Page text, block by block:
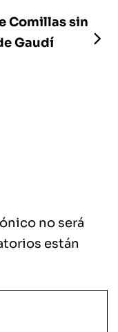
Comillas sin
Gaudí
no será
están